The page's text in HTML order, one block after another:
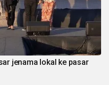
jenama lokal ke pasar